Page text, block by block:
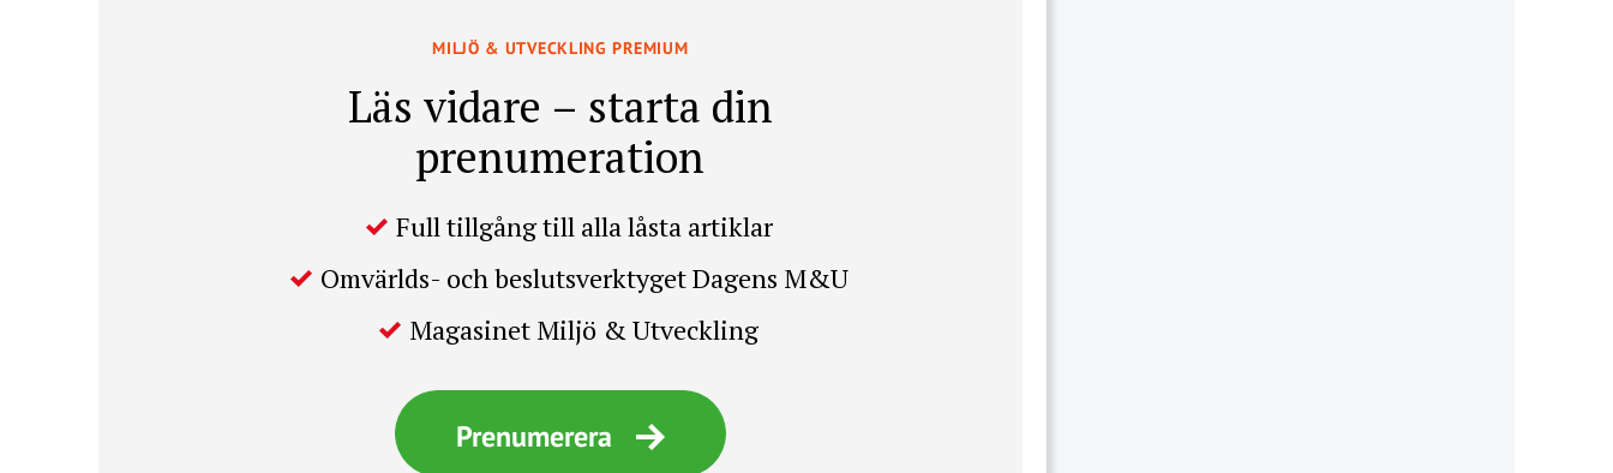
MILJÖ & UTVECKLING PREMIUM
Läs vidare – starta din
prenumeration
Full tillgång till alla låsta artiklar
Omvärlds- och beslutsverktyget Dagens M&U
Magasinet Miljö & Utveckling
Prenumerera